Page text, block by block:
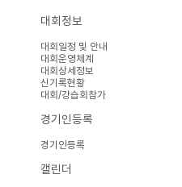
대회정보
대회일정 및 안내
대회운영체계
대회상세정보
신기록현황
대회/강습회참가
경기인등록
경기인등록
캘린더